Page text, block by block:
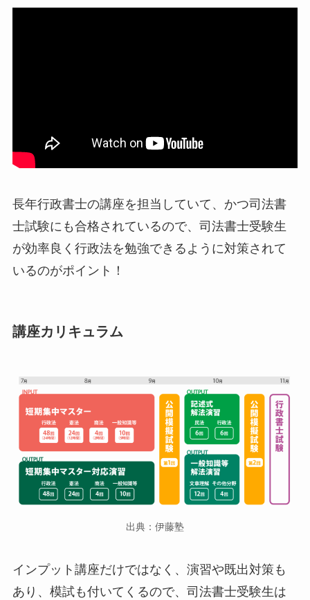
長年行政書士の講座を担当していて、かつ司法書
士試験にも合格されているので、司法書士受験生
が効率良く行政法を勉強できるように対策されて
いるのがポイント！
講座カリキュラム
出典：伊藤塾
インプット講座だけではなく、演習や既出対策も
あり、模試も付いてくるので、司法書士受験生は